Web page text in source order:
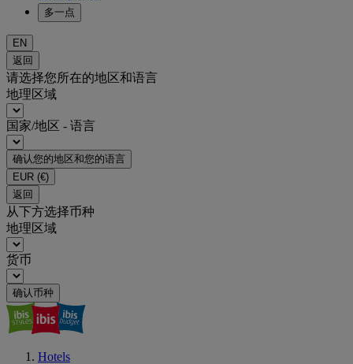
多一点
EN
返回
请选择您所在的地区和语言
地理区域
国家/地区 - 语言
确认您的地区和您的语言
EUR (€)
返回
从下方选择币种
地理区域
货币
确认币种
Hotels